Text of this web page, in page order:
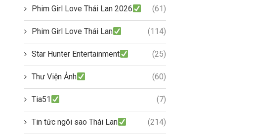
Phim Girl Love Thái Lan 2026 (61)
Phim Girl Love Thái Lan (114)
Star Hunter Entertainment (25)
Thư Viện Ảnh (60)
Tia51 (7)
Tin tức ngôi sao Thái Lan (214)